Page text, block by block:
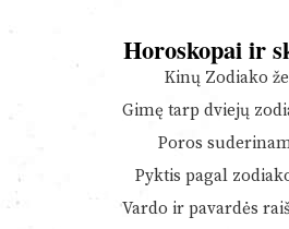
Horoskopai ir
Kinų Zodiako
Gimę tarp dviejų
Poros
Pyktis pagal
Vardo ir pavardės